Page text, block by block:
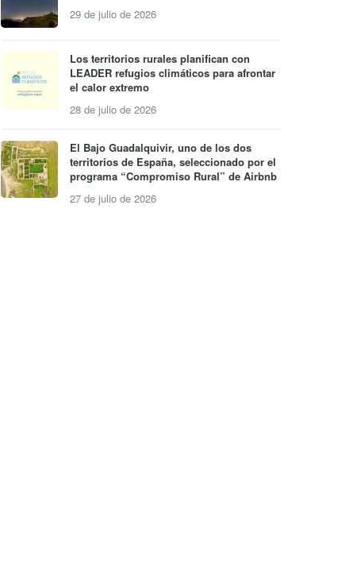
29 de julio de 2026
Los territorios rurales planifican con
LEADER refugios climáticos para afrontar
el calor extremo
28 de julio de 2026
El Bajo Guadalquivir, uno de los dos
territorios de España, seleccionado por el
programa “Compromiso Rural” de Airbnb
27 de julio de 2026